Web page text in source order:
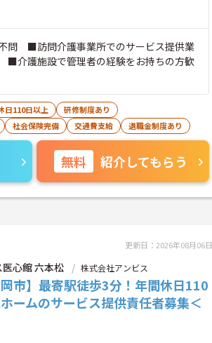
■訪問介護事業所でのサービス提供業
介護施設で管理者の経験をお持ちの方歓
日110日以上
研修制度あり
社会保険完備 交通費支給 退職金制度あり
無料 紹介してもらう
更新日：2026年08月06日
心館 六本松 株式会社アンビス
岡市】最寄駅徒歩3分！年間休日110
ームのサービス提供責任者募集＜